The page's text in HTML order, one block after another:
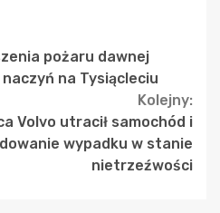
pożaru dawnej
na Tysiącleciu
Kolejny:
Volvo utracił samochód i
wypadku w stanie
nietrzeźwości